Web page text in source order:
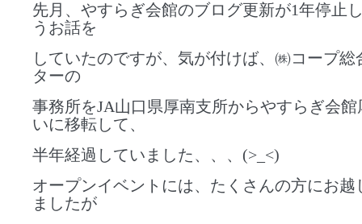
先月、やすらぎ会館のブログ更新が1年停止
うお話を
していたのですが、気が付けば、㈱コープ総
ターの
事務所をJA山口県厚南支所からやすらぎ会
いに移転して、
半年経過していました、、、(>_<)
オープンイベントには、たくさんの方にお越
ましたが